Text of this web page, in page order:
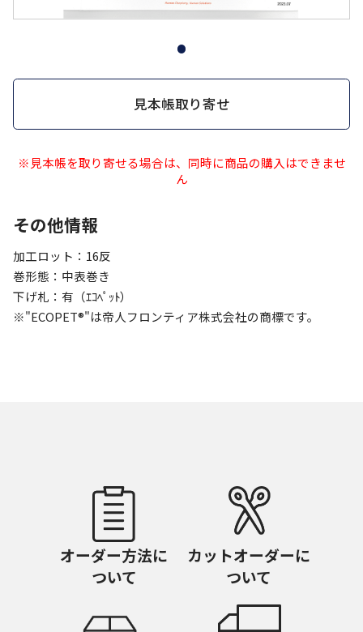
見本帳取り寄せ
※見本帳を取り寄せる場合は、同時に商品の購入はできませ
ん
その他情報
加工ロット：16反
巻形態：中表巻き
下げ札：有（ｴｺﾍﾟｯﾄ）
※"ECOPET®"は帝人フロンティア株式会社の商標です。
オーダー方法に
ついて
カットオーダーに
ついて